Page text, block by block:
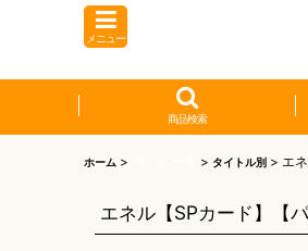
メニュー
商品検索
ホーム > > タイトル別 > エ
エネル【SPカード】【